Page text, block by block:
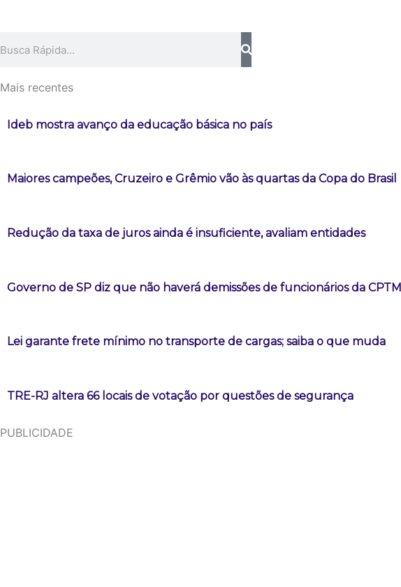
Mais recentes
Ideb mostra avanço da educação básica no país
Maiores campeões, Cruzeiro e Grêmio vão às quartas da Copa do Brasil
Redução da taxa de juros ainda é insuficiente, avaliam entidades
Governo de SP diz que não haverá demissões de funcionários da CPTM
Lei garante frete mínimo no transporte de cargas; saiba o que muda
TRE-RJ altera 66 locais de votação por questões de segurança
PUBLICIDADE